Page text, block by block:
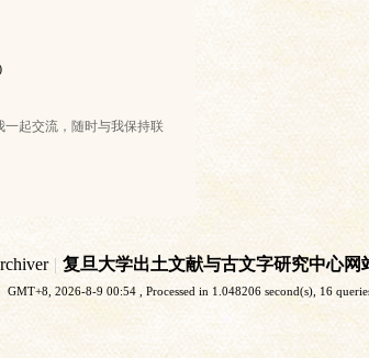
起交流，随时与我保持联
| 复旦大学出土文献与古文字研究中心网
GMT+8, 2026-8-9 00:54 , Processed in 1.048206 second(s), 16 queries